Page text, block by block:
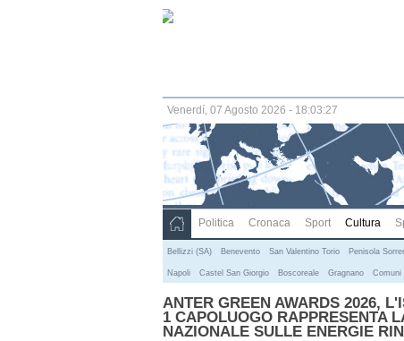
Venerdí, 07 Agosto 2026 - 18:03:28
Politica Cronaca Sport Cultura
Bellizzi (SA) Benevento San Valentino Torio Penisola
Napoli Castel San Giorgio Boscoreale Gragnano Comuni
ANTER GREEN AWARDS 2026,
1 CAPOLUOGO RAPPRESENTA
NAZIONALE SULLE ENERGIE